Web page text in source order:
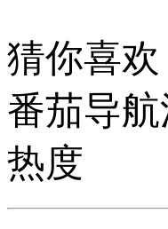
猜你喜欢
番茄导航
热度